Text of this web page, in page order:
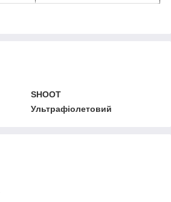
SHOOT
Ультрафіолетовий